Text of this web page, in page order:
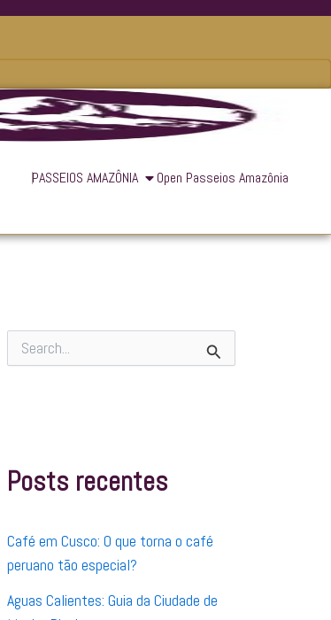
PASSEIOS AMAZÔNIA
Open Passeios Amazônia
e
a
r
r
:
Posts recentes
Café em Cusco: O que torna o café
peruano tão especial?
Aguas Calientes: Guia da Ciudade de